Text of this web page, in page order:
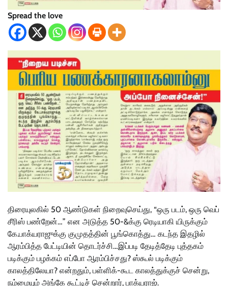
Spread the love
திரையுலகில் 50 ஆண்டுகள் நிறைவுசெய்து, “ஒரு படம், ஒரு வெப்
சீரிஸ் பண்றேன்…” என அடுத்த 50-&க்கு ரெடியாகி யிருக்கும்
கே.பாக்யராஜுக்கு குமுதத்தின் பூங்கொத்து… கடந்த இதழில்
ஆரம்பித்த பேட்டியின் தொடர்ச்சி…இப்படி தேடித்தேடி புத்தகம்
படிக்கும் பழக்கம் எப்போ ஆரம்பிச்சது? ஸ்கூல் படிக்கும்
காலத்திலேயா? என்றதும், பள்ளிக்-கூட காலத்துக்குச் சென்று,
நம்மையும் அங்கே கூட்டிச் சென்றார், பாக்யராஜ்.